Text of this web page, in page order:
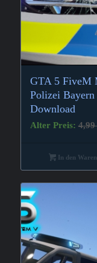
GTA 5 FiveM
Polizei
Download
Alter Preis: 4,99
In den